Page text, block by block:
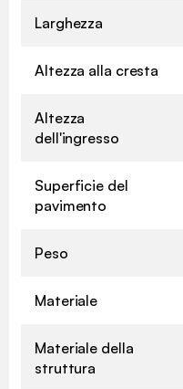
Larghezza
Altezza alla cresta
Altezza
dell'ingresso
Superficie del
pavimento
Peso
Materiale
Materiale della
struttura